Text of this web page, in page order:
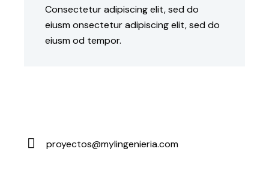
Consectetur adipiscing elit, sed do
eiusm onsectetur adipiscing elit, sed do
eiusm od tempor.
proyectos@mylingenieria.com